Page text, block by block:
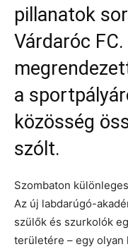
pillanatok
Várdaróc
a
közösség
szólt.
Szombaton
Az új labdarúgó-
szülők és szurkolók
területére – egy olyan